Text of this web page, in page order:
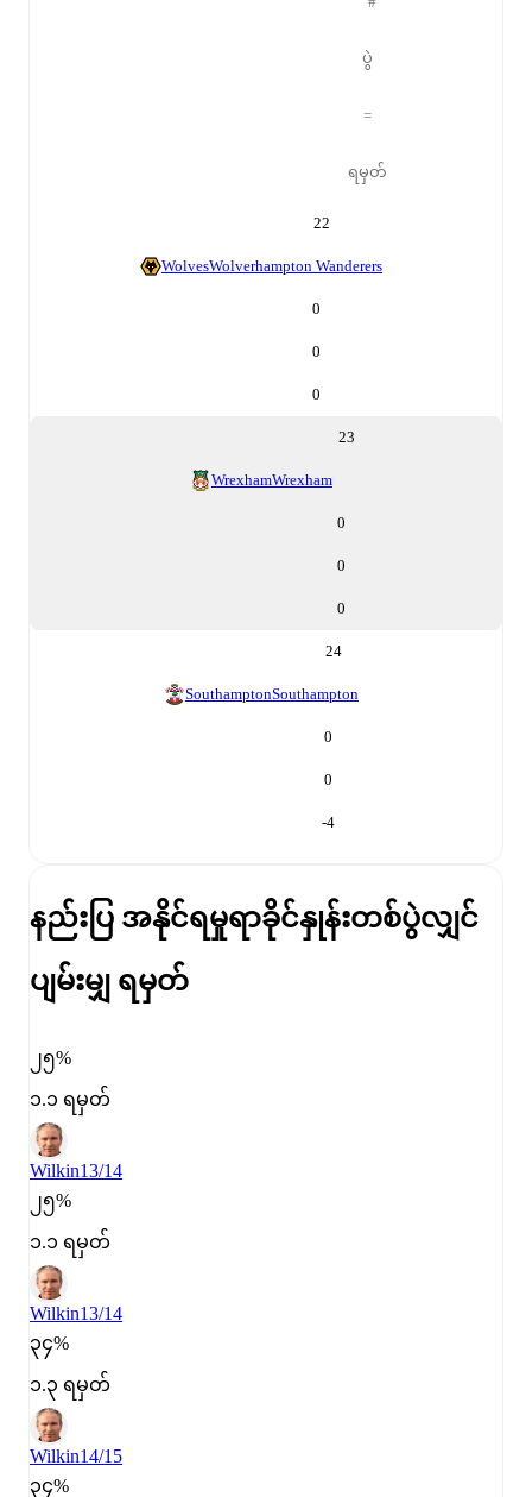
ပွဲ
=
ရမှတ်
22
WolvesWolverhampton Wanderers
0
0
0
23
WrexhamWrexham
0
0
0
24
SouthamptonSouthampton
0
0
-4
နည်းပြ အနိုင်ရမှုရာခိုင်နှုန်းတစ်ပွဲလျှင်
ပျမ်းမျှ ရမှတ်
၂၅%
၁.၁ ရမှတ်
Wilkin13/14
၂၅%
၁.၁ ရမှတ်
Wilkin13/14
၃၄%
၁.၃ ရမှတ်
Wilkin14/15
၃၄%